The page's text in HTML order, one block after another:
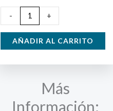
-
Plantadora
de
Doble
+
AÑADIR AL CARRITO
Más
Información: